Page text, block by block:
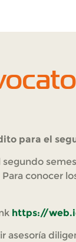
para el
conocer
https://
asesoría